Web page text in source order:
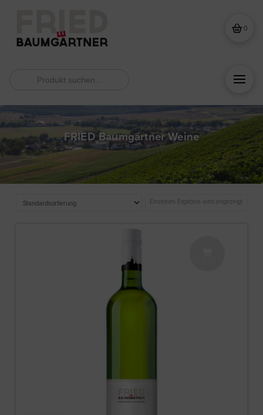
0
FRIED Baumgärtner Weine
Einzelnes Ergebnis wird angezeigt